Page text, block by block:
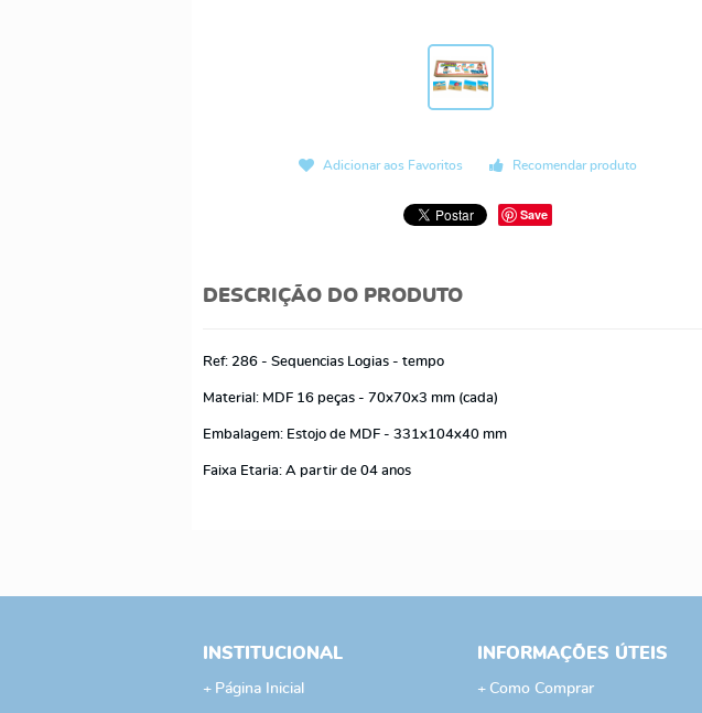
Adicionar aos Favoritos Recomendar produto
Save
DESCRIÇÃO DO PRODUTO
Ref: 286 - Sequencias Logias - tempo
Material: MDF 16 peças - 70x70x3 mm (cada)
Embalagem: Estojo de MDF - 331x104x40 mm
Faixa Etaria: A partir de 04 anos
INSTITUCIONAL
Página Inicial
INFORMAÇÕES ÚTEIS
Como Comprar